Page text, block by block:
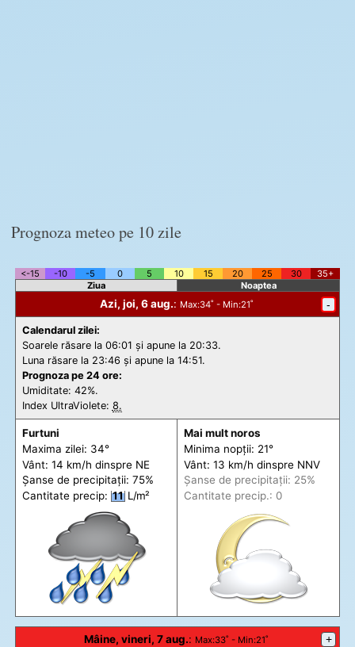
Prognoza meteo pe 10 zile
<-15 -10 -5 0 5 10 15 20 25 30
35+
Ziua
Noaptea
Azi, joi, 6 aug.: Max:34˚ - Min:21˚ -
Calendarul zilei:
Soarele răsare la 06:01 și apune la 20:33.
Luna răsare la 23:46 și apune la 14:51.
Prognoza pe 24 ore:
Umiditate: 42%.
Index UltraViolete: 8.
Furtuni
Maxima zilei: 34°
Vânt: 14 km/h dinspre NE
Șanse de precipitații: 75%
Cantitate precip: 11 L/m²
Mai mult noros
Minima nopții: 21°
Vânt: 13 km/h dinspre NNV
Șanse de precipitații: 25%
Cantitate precip.: 0
Mâine, vineri, 7 aug.: Max:33˚ - Min:21˚ +